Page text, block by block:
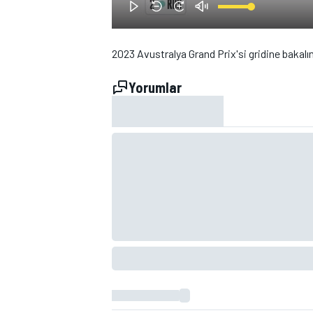
WRC
2023 Avustralya Grand Prix'si gridine
Yorumlar